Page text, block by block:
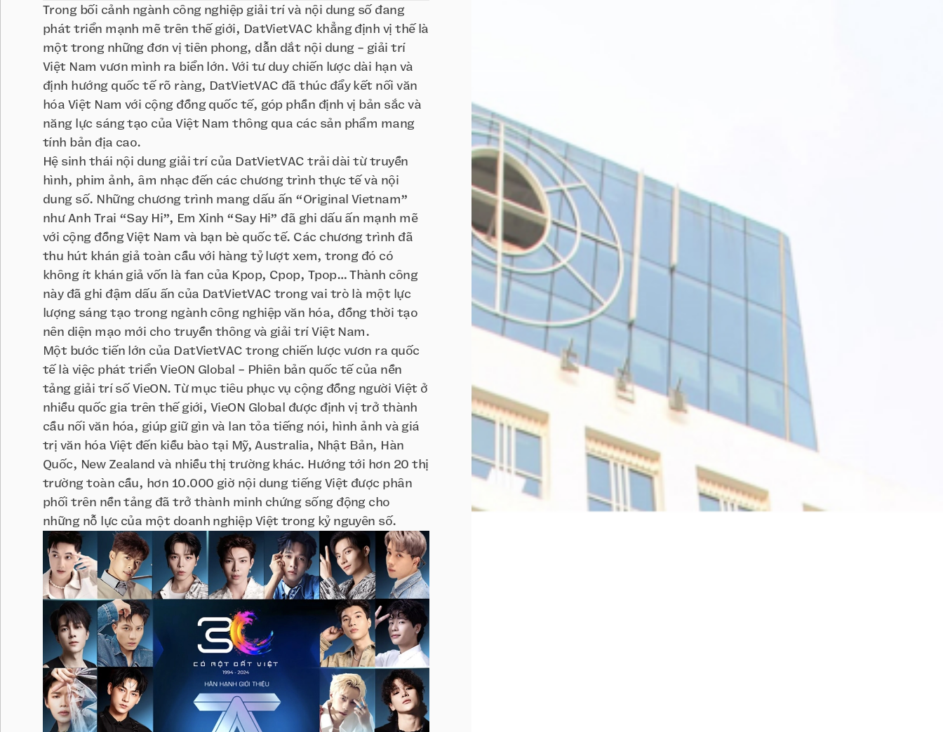
Trong bối cảnh ngành công nghiệp giải trí và nội dung số đang
phát triển mạnh mẽ trên thế giới, DatVietVAC khẳng định vị thế là
một trong những đơn vị tiên phong, dẫn dắt nội dung - giải trí
Việt Nam vươn mình ra biển lớn. Với tư duy chiến lược dài hạn và
định hướng quốc tế rõ ràng, DatVietVAC đã thúc đẩy kết nối văn
hóa Việt Nam với cộng đồng quốc tế, góp phần định vị bản sắc và
năng lực sáng tạo của Việt Nam thông qua các sản phẩm mang
tính bản địa cao.
Hệ sinh thái nội dung giải trí của DatVietVAC trải dài từ truyền
hình, phim ảnh, âm nhạc đến các chương trình thực tế và nội
dung số. Những chương trình mang dấu ấn “Original Vietnam”
như Anh Trai “Say Hi”, Em Xinh “Say Hi” đã ghi dấu ấn mạnh mẽ
với cộng đồng Việt Nam và bạn bè quốc tế. Các chương trình đã
thu hút khán giả toàn cầu với hàng tỷ lượt xem, trong đó có
không ít khán giả vốn là fan của Kpop, Cpop, Tpop… Thành công
này đã ghi đậm dấu ấn của DatVietVAC trong vai trò là một lực
lượng sáng tạo trong ngành công nghiệp văn hóa, đồng thời tạo
nên diện mạo mới cho truyền thông và giải trí Việt Nam.
Một bước tiến lớn của DatVietVAC trong chiến lược vươn ra quốc
tế là việc phát triển VieON Global - Phiên bản quốc tế của nền
tảng giải trí số VieON. Từ mục tiêu phục vụ cộng đồng người Việt ở
nhiều quốc gia trên thế giới, VieON Global được định vị trở thành
cầu nối văn hóa, giúp giữ gìn và lan tỏa tiếng nói, hình ảnh và giá
trị văn hóa Việt đến kiều bào tại Mỹ, Australia, Nhật Bản, Hàn
Quốc, New Zealand và nhiều thị trường khác. Hướng tới hơn 20 thị
trường toàn cầu, hơn 10.000 giờ nội dung tiếng Việt được phân
phối trên nền tảng đã trở thành minh chứng sống động cho
những nỗ lực của một doanh nghiệp Việt trong kỷ nguyên số.